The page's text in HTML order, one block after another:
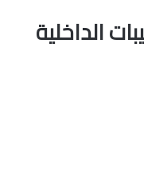
الداخلية